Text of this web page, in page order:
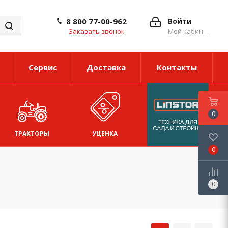
Войти
Мой кабинет
8 800 77-00-962
Заказать звонок
Сервис Доставка Контакты
ТРАКТОРЫ УЦЕНКА
0
0
0